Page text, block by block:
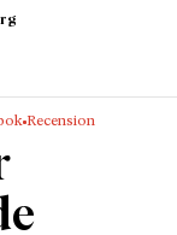
av idag
Recension